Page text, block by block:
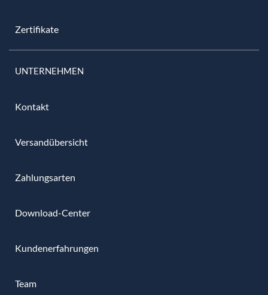
Zertifikate
UNTERNEHMEN
Kontakt
Versandübersicht
Zahlungsarten
Download-Center
Kundenerfahrungen
Team